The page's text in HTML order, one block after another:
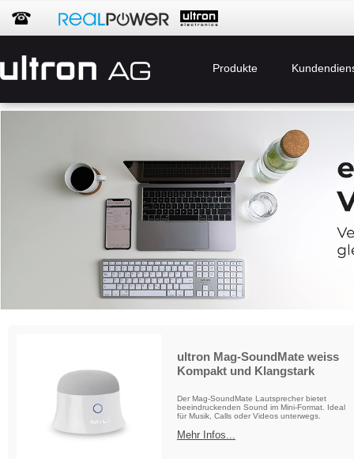
Produkte
ultron Mag-SoundMate weiss
Kompakt und Klangstark
Der Mag-SoundMate Lautsprecher bietet
beeindruckenden Sound im Mini-Format. Ideal
für Musik, Calls oder Videos unterwegs.
Mehr Infos...